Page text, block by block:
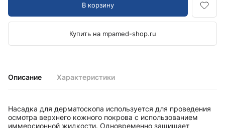
Описание Характеристики
Насадка для дерматоскопа используется для проведения
осмотра верхнего кожного покрова с использованием
иммерсионной жидкости. Одновременно защищает
В корзину
Купить на mpamed-shop.ru